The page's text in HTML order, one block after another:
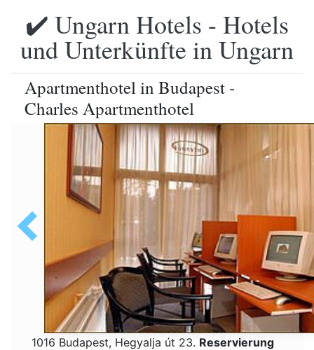
✔️ Ungarn Hotels - Hotels
und Unterkünfte in Ungarn
Apartmenthotel in Budapest -
Charles Apartmenthotel
1016 Budapest, Hegyalja út 23. Reservierung